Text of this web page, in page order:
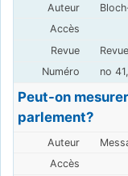
no
Peut-on
parlement?